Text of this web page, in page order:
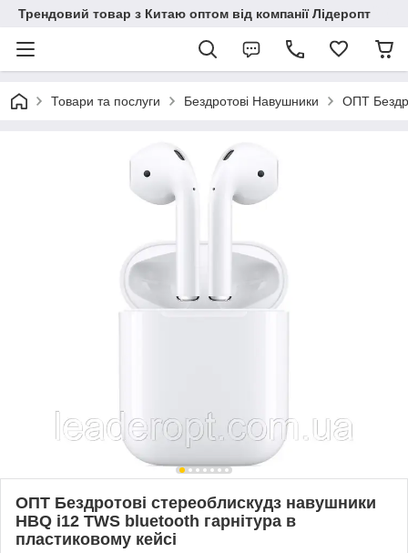
Трендовий товар з Китаю оптом від компанії Лідеропт
Товари та послуги Бездротові Навушники ОПТ
ОПТ Бездротові стереоблискудз навушники
HBQ i12 TWS bluetooth гарнітура в
пластиковому кейсі